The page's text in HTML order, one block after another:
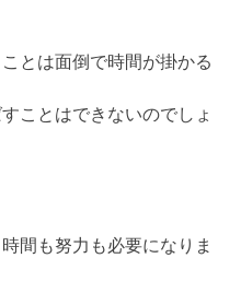
とは面倒で時間が掛かる
ことはできないのでしょ
間も努力も必要になりま